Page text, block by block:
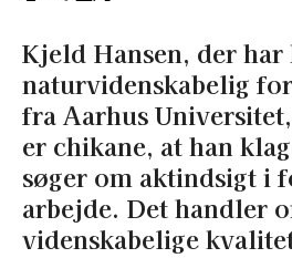
Kjeld Hansen, der har
naturvidenskabelig
fra Aarhus
er chikane, at han
søger om aktindsigt i
arbejde. Det handler
videnskabelige